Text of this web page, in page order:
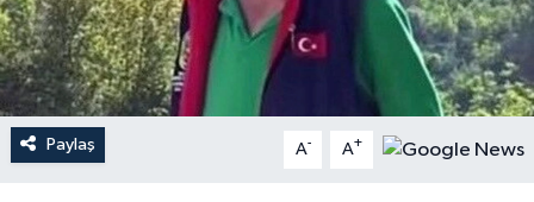
Paylaş A- A+
Sağlık
Spor
Sürmanşet